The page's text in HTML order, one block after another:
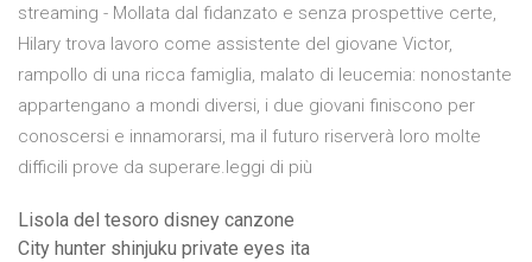
streaming - Mollata dal fidanzato e senza prospettive certe,
Hilary trova lavoro come assistente del giovane Victor,
rampollo di una ricca famiglia, malato di leucemia: nonostante
appartengano a mondi diversi, i due giovani finiscono per
conoscersi e innamorarsi, ma il futuro riserverà loro molte
difficili prove da superare.leggi di più
Lisola del tesoro disney canzone
City hunter shinjuku private eyes ita